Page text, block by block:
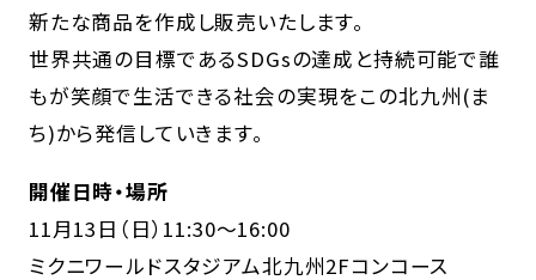
新たな商品を作成し販売いたします。
世界共通の目標であるSDGsの達成と持続可能で誰
もが笑顔で生活できる社会の実現をこの北九州(ま
ち)から発信していきます。
開催日時・場所
11月13日（日）11:30～16:00
ミクニワールドスタジアム北九州2Fコンコース